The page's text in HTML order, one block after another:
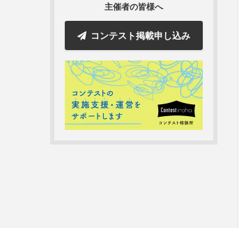
主催者の皆様へ
コンテスト掲載申し込み